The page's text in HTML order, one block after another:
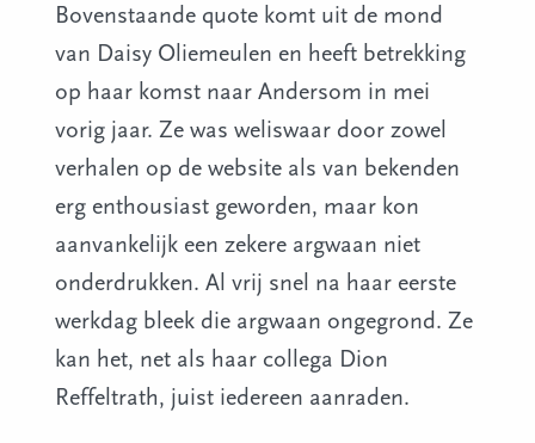
Bovenstaande quote komt uit de mond
van Daisy Oliemeulen en heeft betrekking
op haar komst naar Andersom in mei
vorig jaar. Ze was weliswaar door zowel
verhalen op de website als van bekenden
erg enthousiast geworden, maar kon
aanvankelijk een zekere argwaan niet
onderdrukken. Al vrij snel na haar eerste
werkdag bleek die argwaan ongegrond. Ze
kan het, net als haar collega Dion
Reffeltrath, juist iedereen aanraden.